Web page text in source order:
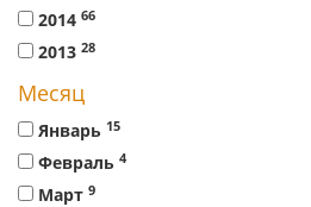
2014 66
2013 28
Месяц
Январь 15
Февраль 4
Март 9